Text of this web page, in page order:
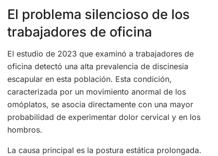
El problema silencioso de los
trabajadores de oficina
El estudio de 2023 que examinó a trabajadores de
oficina detectó una alta prevalencia de discinesia
escapular en esta población. Esta condición,
caracterizada por un movimiento anormal de los
omóplatos, se asocia directamente con una mayor
probabilidad de experimentar dolor cervical y en los
hombros.
La causa principal es la postura estática prolongada.